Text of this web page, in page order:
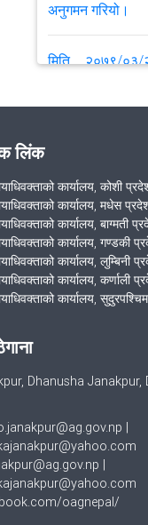
अनुगमन गरियो।
मिति २०७९/
मिति २०७९/
बिध्यालय
कार्यक्रम गरीयो ।
कर्मचारी बैठक
लिंक
कार्यालय, कोशी
कार्यालय, मधेस
कार्यालय, बाग्मती
कार्यालय, गण्डकी
कार्यालय, लुम्बिनी
कार्यालय, कर्णाली
कार्यालय,
Dhanusha Janakpur,
|
|
oagnepal/